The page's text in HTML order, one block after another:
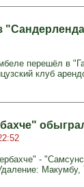
перешёл в
клуб
-